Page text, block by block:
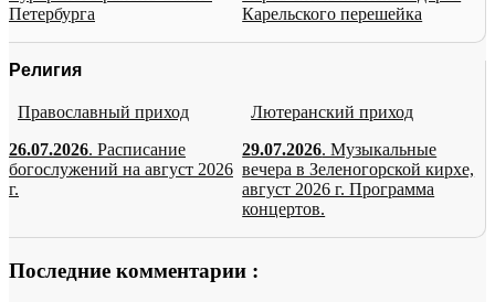
Петербурга
Карельского перешейка
Религия
Православный приход
26.07.2026. Расписание
богослужений на август 2026
г.
Лютеранский приход
29.07.2026. Музыкальные
вечера в Зеленогорской кирхе,
август 2026 г. Программа
концертов.
Последние комментарии :